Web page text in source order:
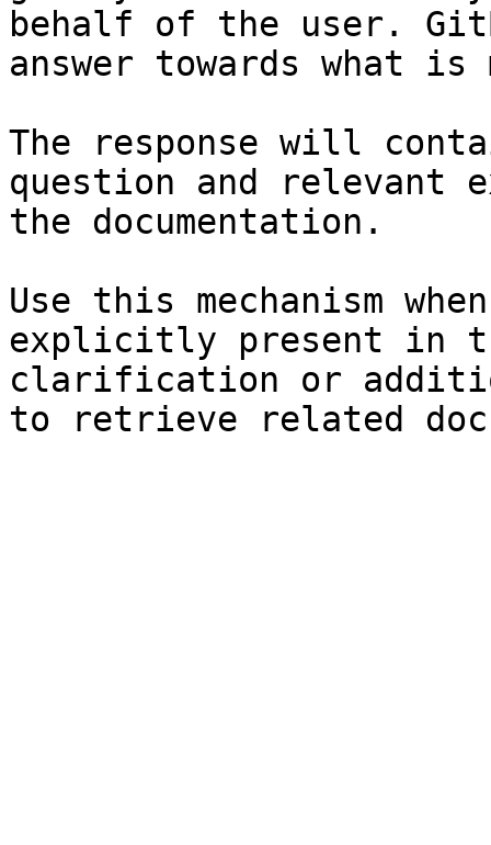
behalf of the user.
answer towards what
The response will
question and relevant
the documentation.
Use this mechanism
explicitly present in
clarification or